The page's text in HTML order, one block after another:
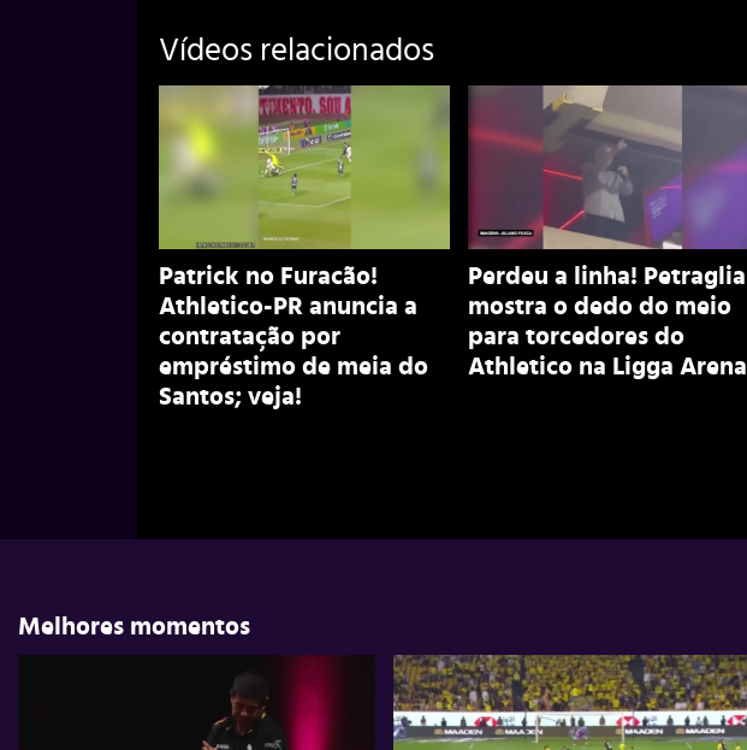
Vídeos relacionados
Patrick no Furacão!
Athletico-PR anuncia a
contratação por
empréstimo de meia do
Santos; veja!
Perdeu a linha! Petraglia
mostra o dedo do meio
para torcedores do
Athletico na Ligga Arena
Melhores momentos